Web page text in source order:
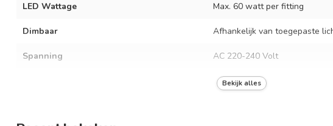
LED Wattage Max. 60 watt per fitting
Dimbaar Afhankelijk van toegepaste
Spanning AC 220-240 Volt
50/60 Hz
Bekijk alles